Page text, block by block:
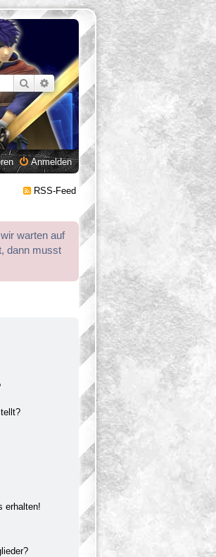
SucheErweiterte Suche
Anmelden
RSS-Feed
warten auf
dann musst
erhalten!